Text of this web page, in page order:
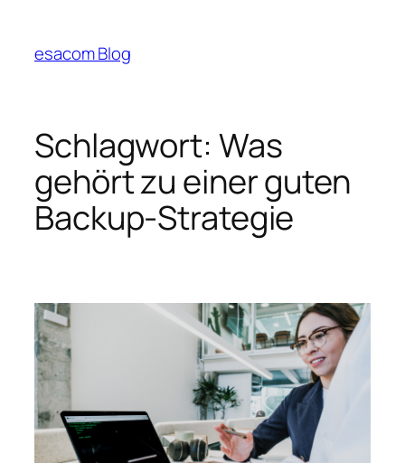
springen
esacom Blog
Schlagwort: Was
gehört zu einer guten
Backup-Strategie